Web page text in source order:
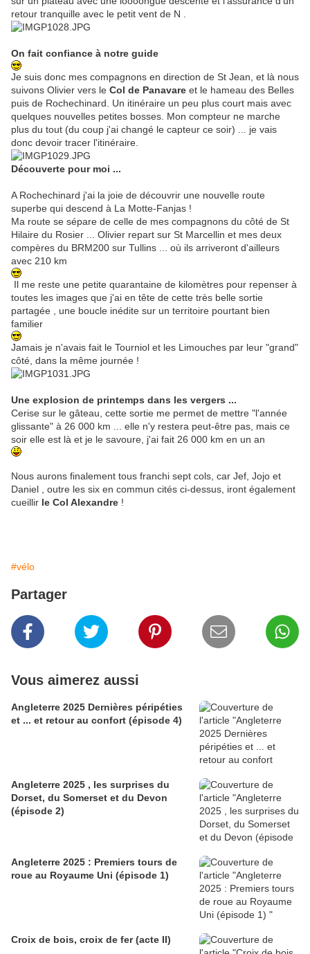
retour tranquille avec le petit vent de N .
On fait confiance à notre guide
Je suis donc mes compagnons en direction de St Jean, et là nous
suivons Olivier vers le Col de Panavare et le hameau des Belles
puis de Rochechinard. Un itinéraire un peu plus court mais avec
quelques nouvelles petites bosses. Mon compteur ne marche
plus du tout (du coup j'ai changé le capteur ce soir) ... je vais
donc devoir tracer l'itinéraire.
Découverte pour moi ...
A Rochechinard j'ai la joie de découvrir une nouvelle route
superbe qui descend à La Motte-Fanjas !
Ma route se sépare de celle de mes compagnons du côté de St
Hilaire du Rosier ... Olivier repart sur St Marcellin et mes deux
compères du BRM200 sur Tullins ... où ils arriveront d'ailleurs
avec 210 km
Il me reste une petite quarantaine de kilomètres pour repenser à
toutes les images que j'ai en tête de cette très belle sortie
partagée , une boucle inédite sur un territoire pourtant bien
familier
Jamais je n'avais fait le Tourniol et les Limouches par leur "grand"
côté, dans la même journée !
Une explosion de printemps dans les vergers ...
Cerise sur le gâteau, cette sortie me permet de mettre "l'année
glissante" à 26 000 km ... elle n'y restera peut-être pas, mais ce
soir elle est là et je le savoure, j'ai fait 26 000 km en un an
Nous aurons finalement tous franchi sept cols, car Jef, Jojo et
Daniel , outre les six en commun cités ci-dessus, iront également
cueillir le Col Alexandre !
#vélo
Partager
Vous aimerez aussi
Angleterre 2025 Dernières péripéties
et ... et retour au confort (épisode 4)
Angleterre 2025 , les surprises du
Dorset, du Somerset et du Devon
(épisode 2)
Angleterre 2025 : Premiers tours de
roue au Royaume Uni (épisode 1)
Croix de bois, croix de fer (acte II)